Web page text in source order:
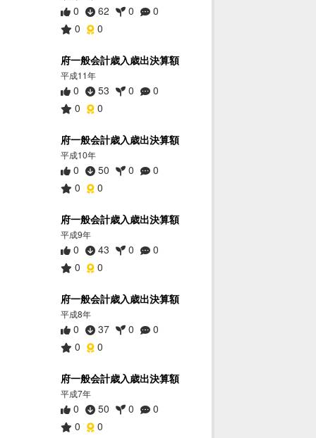
0 62 0
0
0
0
府一般会計歳入歳出決算額
平成11年
0 53 0
0
0
0
府一般会計歳入歳出決算額
平成10年
0 50 0
0
0
0
府一般会計歳入歳出決算額
平成9年
0 43 0
0
0
0
府一般会計歳入歳出決算額
平成8年
0 37 0
0
0
0
府一般会計歳入歳出決算額
平成7年
0 50 0
0
0
0